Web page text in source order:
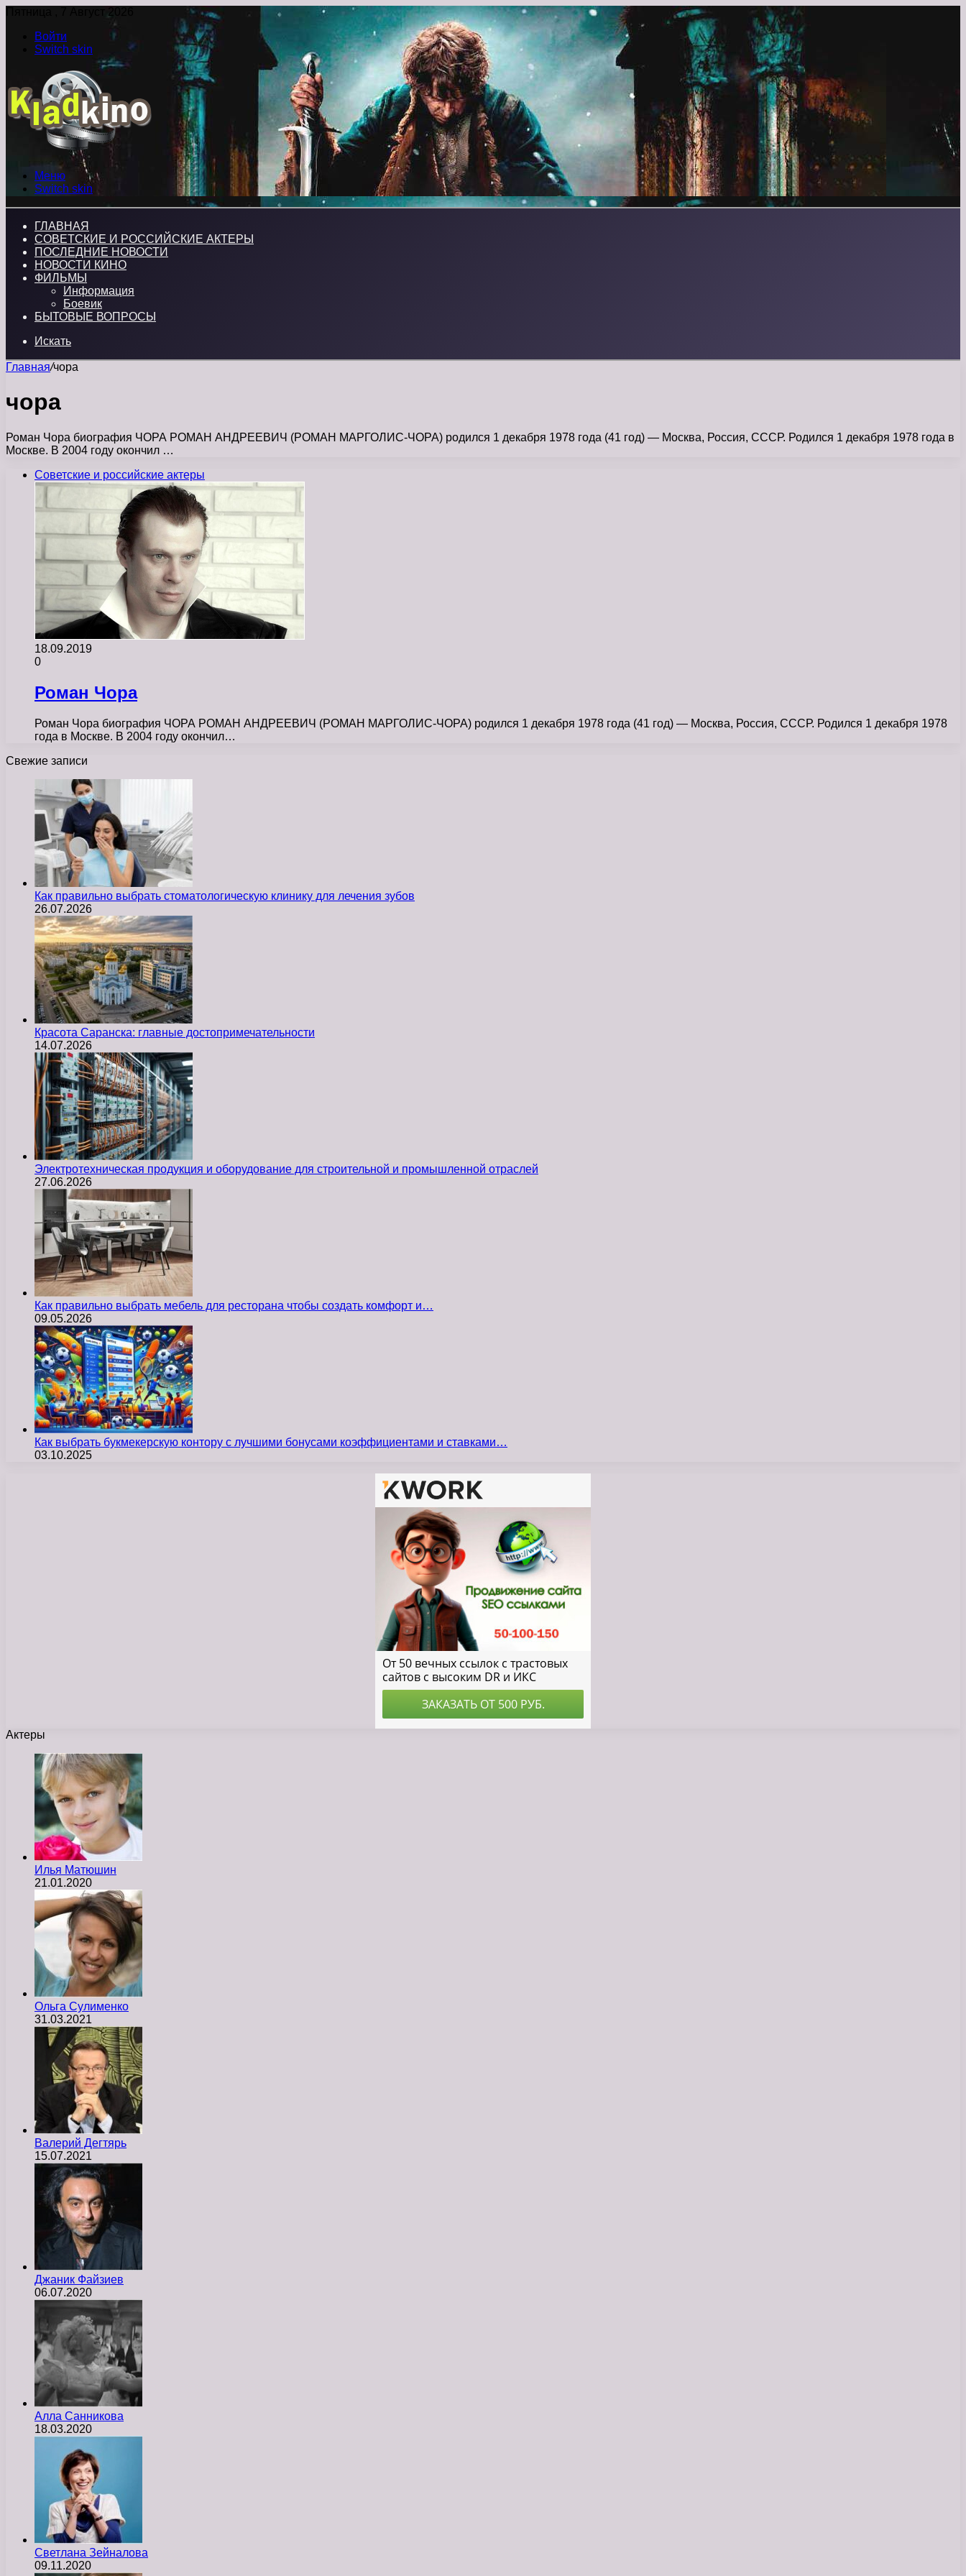
Пятница , 7 Август 2026
Войти
Switch skin
Меню
Switch skin
ГЛАВНАЯ
СОВЕТСКИЕ И РОССИЙСКИЕ АКТЕРЫ
ПОСЛЕДНИЕ НОВОСТИ
НОВОСТИ КИНО
ФИЛЬМЫ
Информация
Боевик
БЫТОВЫЕ ВОПРОСЫ
Искать
Главная/чора
чора
Роман Чора биография ЧОРА РОМАН АНДРЕЕВИЧ (РОМАН МАРГОЛИС-ЧОРА) родился 1 декабря 1978 года (41 год) — Москва, Россия, СССР. Родился 1 декабря 1978 года в
Москве. В 2004 году окончил …
Советские и российские актеры
18.09.2019
0
Роман Чора
Роман Чора биография ЧОРА РОМАН АНДРЕЕВИЧ (РОМАН МАРГОЛИС-ЧОРА) родился 1 декабря 1978 года (41 год) — Москва, Россия, СССР. Родился 1 декабря 1978
года в Москве. В 2004 году окончил…
Свежие записи
Как правильно выбрать стоматологическую клинику для лечения зубов
26.07.2026
Красота Саранска: главные достопримечательности
14.07.2026
Электротехническая продукция и оборудование для строительной и промышленной отраслей
27.06.2026
Как правильно выбрать мебель для ресторана чтобы создать комфорт и…
09.05.2026
Как выбрать букмекерскую контору с лучшими бонусами коэффициентами и ставками…
03.10.2025
Актеры
Илья Матюшин
21.01.2020
Ольга Сулименко
31.03.2021
Валерий Дегтярь
15.07.2021
Джаник Файзиев
06.07.2020
Алла Санникова
18.03.2020
Светлана Зейналова
09.11.2020